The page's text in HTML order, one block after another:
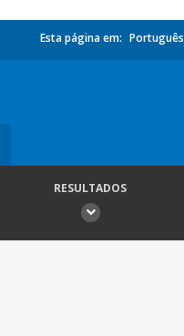
Esta página em: Português
RESULTADOS